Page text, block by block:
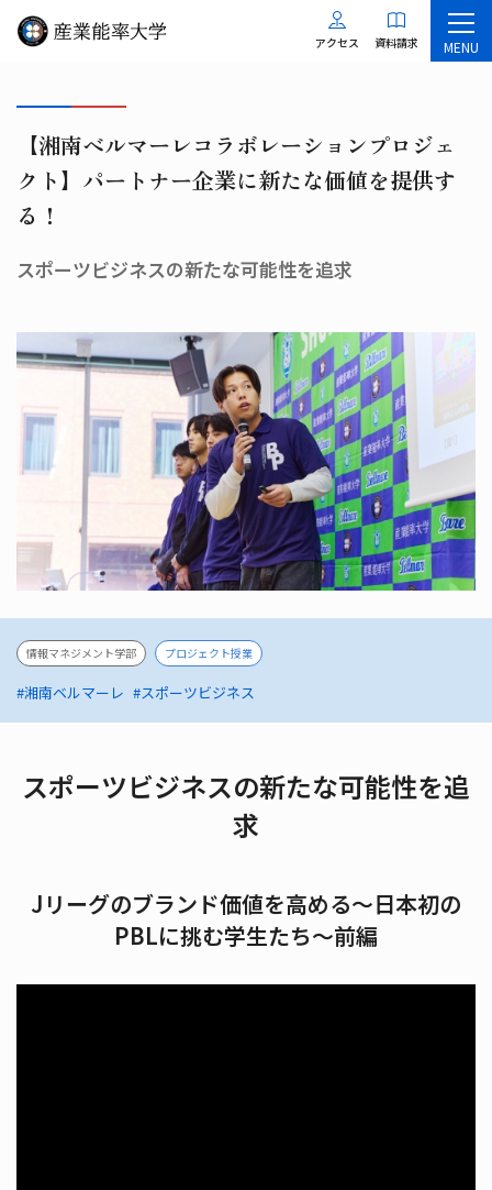
アクセス 資料請求 MENU
【湘南ベルマーレコラボレーションプロジェ
クト】パートナー企業に新たな価値を提供す
る！
スポーツビジネスの新たな可能性を追求
情報マネジメント学部 プロジェクト授業
#湘南ベルマーレ #スポーツビジネス
スポーツビジネスの新たな可能性を追
求
Jリーグのブランド価値を高める～日本初の
PBLに挑む学生たち～前編